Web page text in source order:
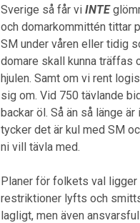
Sverige så får viINTE
och domarkommittén tittar
SM under våren eller tidig
domare skall kunna träffas
hjulen. Samt om vi rent
sig om. Vid 750 tävlande
backar öl. Så än så länge
tycker det är kul med SM
ni vill tävla med.
Planer för folkets val
restriktioner lyfts och
lagligt, men även